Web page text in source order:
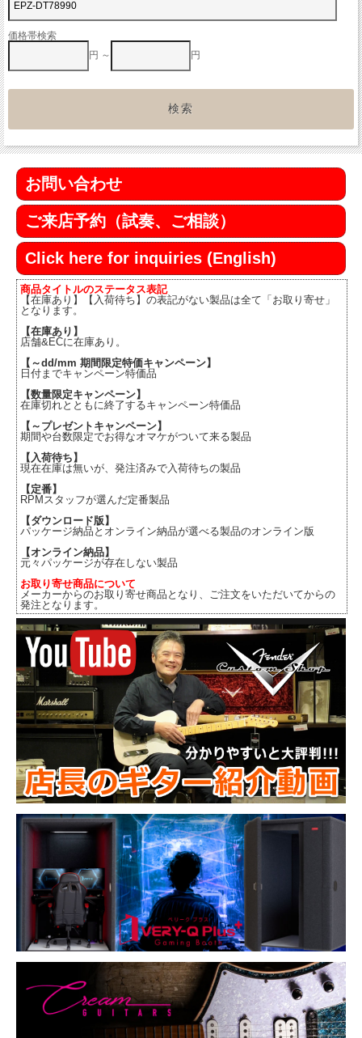
価格帯検索
円 ～
円
お問い合わせ
ご来店予約（試奏、ご相談）
Click here for inquiries (English)
商品タイトルのステータス表記
【在庫あり】【入荷待ち】の表記がない製品は全て「お取り寄せ」
となります。
【在庫あり】
店舗&ECに在庫あり。
【～dd/mm 期間限定特価キャンペーン】
日付までキャンペーン特価品
【数量限定キャンペーン】
在庫切れとともに終了するキャンペーン特価品
【～プレゼントキャンペーン】
期間や台数限定でお得なオマケがついて来る製品
【入荷待ち】
現在在庫は無いが、発注済みで入荷待ちの製品
【定番】
RPMスタッフが選んだ定番製品
【ダウンロード版】
パッケージ納品とオンライン納品が選べる製品のオンライン版
【オンライン納品】
元々パッケージが存在しない製品
お取り寄せ商品について
メーカーからのお取り寄せ商品となり、ご注文をいただいてからの
発注となります。